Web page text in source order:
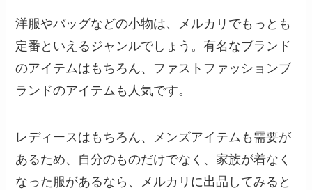
洋服やバッグなどの小物は、メルカリでもっとも
定番といえるジャンルでしょう。有名なブランド
のアイテムはもちろん、ファストファッションブ
ランドのアイテムも人気です。
レディースはもちろん、メンズアイテムも需要が
あるため、自分のものだけでなく、家族が着なく
なった服があるなら、メルカリに出品してみると